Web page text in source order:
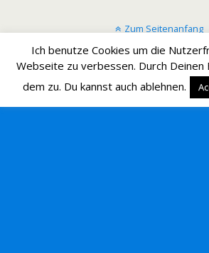
Zum Seitenanfang
Mobil
Ich benutze Cookies um die
Webseite zu verbessen. Durch Deinen
dem zu. Du kannst auch ablehnen.